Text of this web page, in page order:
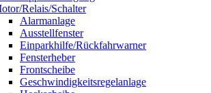
Relais/Schalter
Alarmanlage
Ausstellfenster
Einparkhilfe/Rückfahrwarner
Fensterheber
Frontscheibe
Geschwindigkeitsregelanlage